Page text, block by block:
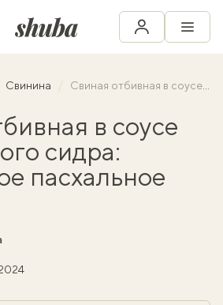
Свинина Свиная отбивная в соусе из яблочного сидра: изысканное пасхальное блюдо
в соусе
сидра:
пасхальное